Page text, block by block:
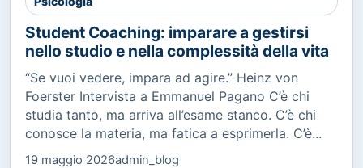
Student Coaching: imparare a gestirsi
nello studio e nella complessità della vita
“Se vuoi vedere, impara ad agire.” Heinz von
Foerster Intervista a Emmanuel Pagano C’è chi
studia tanto, ma arriva all’esame stanco. C’è chi
conosce la materia, ma fatica a esprimerla. C’è...
19 maggio 2026admin_blog